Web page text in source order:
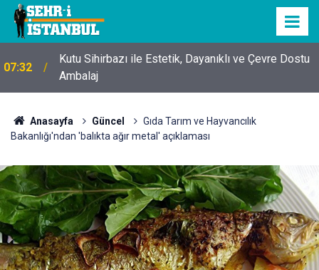
07:32
Kutu Sihirbazı ile Estetik, Dayanıklı ve Çevre Dostu
Ambalaj
Anasayfa Güncel
Gıda Tarım ve Hayvancılık
Bakanlığı'ndan 'balıkta ağır metal' açıklaması